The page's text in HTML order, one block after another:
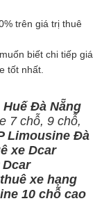
trên giá trị thuê
biết chi tiếp giá
tốt nhất.
Đà Nẵng
7 chỗ, 9 chỗ,
Limousine Đà
xe Dcar
xe hạng
10 chỗ cao